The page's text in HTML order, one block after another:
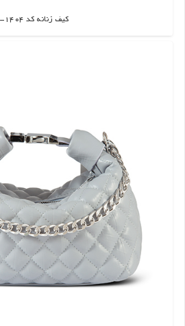
کیف زنانه کد 1404-1
اطلاعات بیشتر